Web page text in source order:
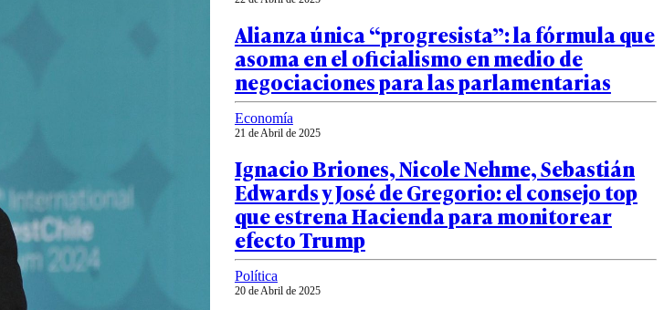
Alianza única “progresista”: la fórmula que
asoma en el oficialismo en medio de
negociaciones para las parlamentarias
Economía
21 de Abril de 2025
Ignacio Briones, Nicole Nehme, Sebastián
Edwards y José de Gregorio: el consejo top
que estrena Hacienda para monitorear
efecto Trump
Política
20 de Abril de 2025